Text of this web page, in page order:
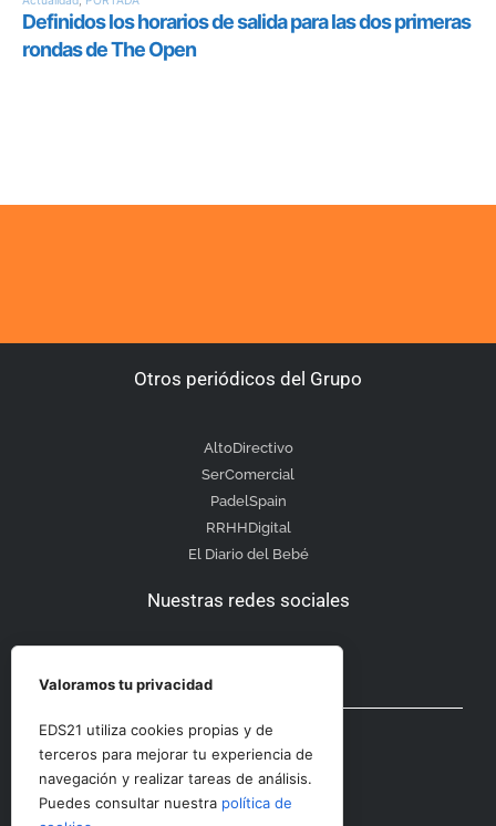
Otros periódicos del Grupo
AltoDirectivo
SerComercial
PadelSpain
RRHHDigital
El Diario del Bebé
Nuestras redes sociales
Otras secciones
Contacto
Valoramos tu privacidad
EDS21 utiliza cookies propias y de
terceros para mejorar tu experiencia de
navegación y realizar tareas de análisis.
Puedes consultar nuestra política de